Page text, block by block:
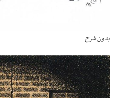
بدون شرح